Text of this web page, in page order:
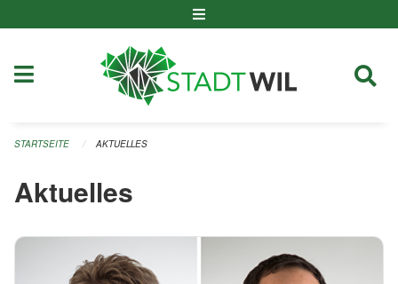
STARTSEITE AKTUELLES
Aktuelles